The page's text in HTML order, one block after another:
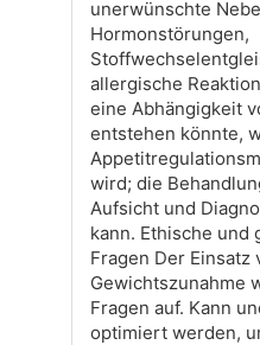
unerwünschte
Hormonstörungen,
allergische
eine Abhängigkeit
entstehen könnte,
wird; die
Aufsicht und
kann. Ethische und
Fragen Der
Gewichtszunahme
Fragen auf. Kann
optimiert werden,